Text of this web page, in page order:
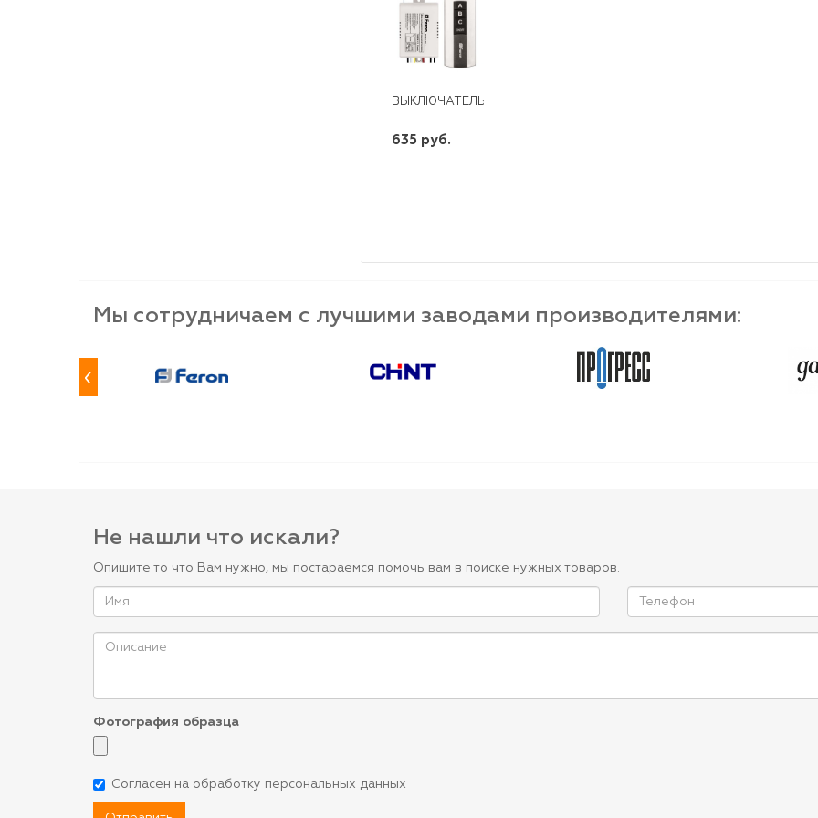
ВЫКЛЮЧАТЕЛЬ БЫТОВОЙ ТМ75 2-Х КАНАЛЬНЫЙ 1000ВТ 30М FERON
635 руб.
Мы сотрудничаем с лучшими заводами производителями:
‹
Не нашли что искали?
Опишите то что Вам нужно, мы постараемся помочь вам в поиске нужных товаров.
Фотография образца
Согласен на обработку персональных данных